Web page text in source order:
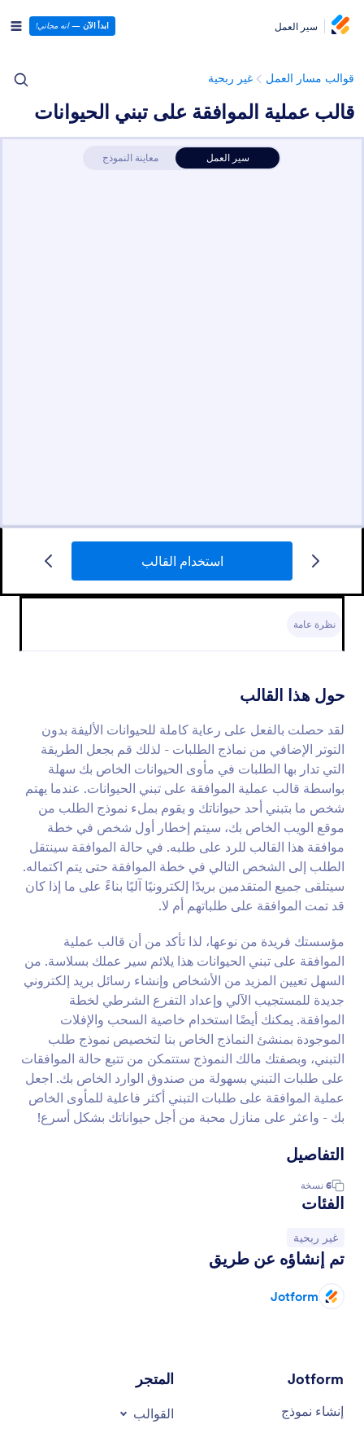
سير العمل ابدأ الآن —انه مجاني!
قوالب مسار العمل غير ربحية
قالب عملية الموافقة على تبني الحيوانات
سير العمل معاينة النموذج
استخدام القالب
نظرة عامة
حول هذا القالب
لقد حصلت بالفعل على رعاية كاملة للحيوانات الأليفة بدون
التوتر الإضافي من نماذج الطلبات - لذلك قم بجعل الطريقة
التي تدار بها الطلبات في مأوى الحيوانات الخاص بك سهلة
بواسطة قالب عملية الموافقة على تبني الحيوانات. عندما يهتم
شخص ما بتبني أحد حيواناتك و يقوم بملء نموذج الطلب من
موقع الويب الخاص بك، سيتم إخطار أول شخص في خطة
موافقة هذا القالب للرد على طلبه. في حالة الموافقة سينتقل
الطلب إلى الشخص التالي في خطة الموافقة حتى يتم اكتماله.
سيتلقى جميع المتقدمين بريدًا إلكترونيًا آليًا بناءً على ما إذا كان
قد تمت الموافقة على طلباتهم أم لا.
مؤسستك فريدة من نوعها، لذا تأكد من أن قالب عملية
الموافقة على تبني الحيوانات هذا يلائم سير عملك بسلاسة. من
السهل تعيين المزيد من الأشخاص وإنشاء رسائل بريد إلكتروني
جديدة للمستجيب الآلي وإعداد التفرع الشرطي لخطة
الموافقة. يمكنك أيضًا استخدام خاصية السحب والإفلات
الموجودة بمنشئ النماذج الخاص بنا لتخصيص نموذج طلب
التبني، وبصفتك مالك النموذج ستتمكن من تتبع حالة الموافقات
على طلبات التبني بسهولة من صندوق الوارد الخاص بك. اجعل
عملية الموافقة على طلبات التبني أكثر فاعلية للمأوى الخاص
بك - واعثر على منازل محبة من أجل حيواناتك بشكل أسرع!
التفاصيل
6 نسخة
الفئات
انتقل إلى الفئة:
غير ربحية
تم إنشاؤه عن طريق
Jotform
Jotform
إنشاء نموذج
المتجر
القوالب